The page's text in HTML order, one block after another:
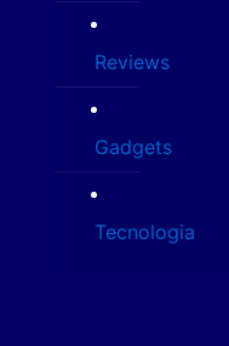
Reviews
Gadgets
Tecnologia